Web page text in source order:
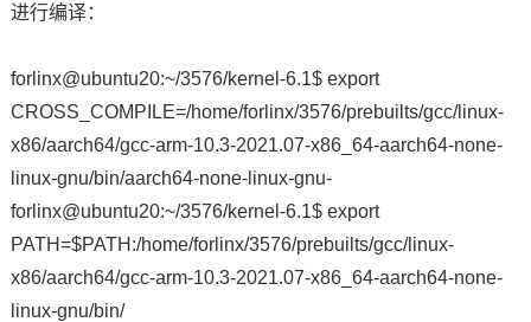
进行编译：
forlinx@ubuntu20:~/3576/kernel-6.1$ export
CROSS_COMPILE=/home/forlinx/3576/prebuilts/gcc/linux-
x86/aarch64/gcc-arm-10.3-2021.07-x86_64-aarch64-none-
linux-gnu/bin/aarch64-none-linux-gnu-
forlinx@ubuntu20:~/3576/kernel-6.1$ export
PATH=$PATH:/home/forlinx/3576/prebuilts/gcc/linux-
x86/aarch64/gcc-arm-10.3-2021.07-x86_64-aarch64-none-
linux-gnu/bin/